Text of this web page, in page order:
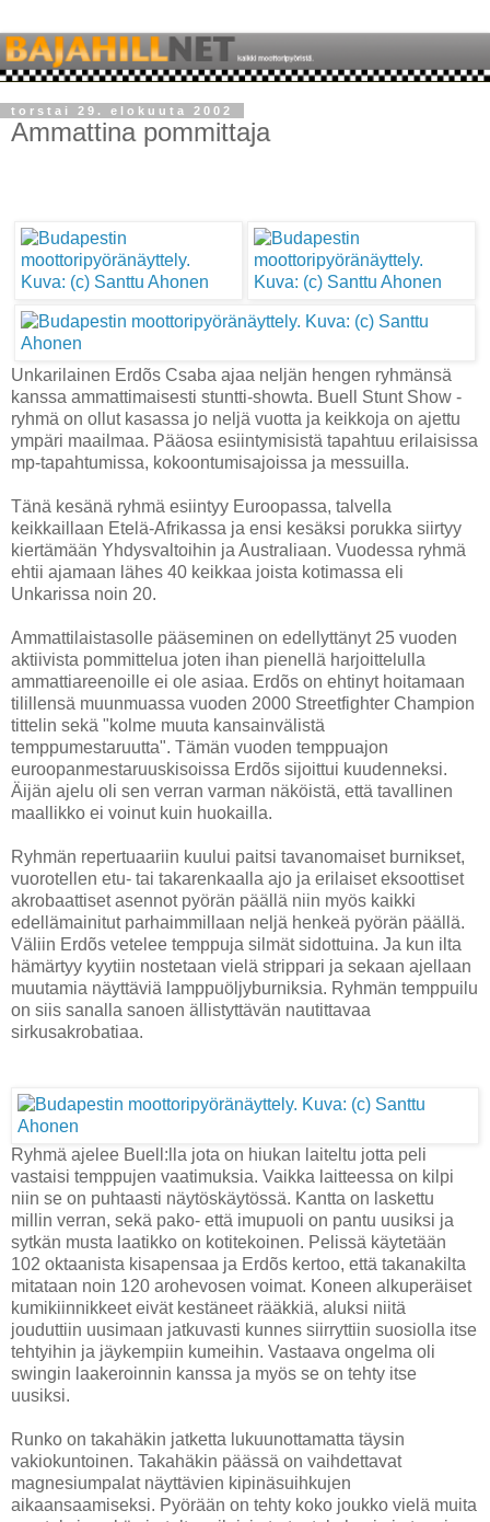
torstai 29. elokuuta 2002
Ammattina pommittaja
Unkarilainen Erdõs Csaba ajaa neljän hengen ryhmänsä
kanssa ammattimaisesti stuntti-showta. Buell Stunt Show -
ryhmä on ollut kasassa jo neljä vuotta ja keikkoja on ajettu
ympäri maailmaa. Pääosa esiintymisistä tapahtuu erilaisissa
mp-tapahtumissa, kokoontumisajoissa ja messuilla.
Tänä kesänä ryhmä esiintyy Euroopassa, talvella
keikkaillaan Etelä-Afrikassa ja ensi kesäksi porukka siirtyy
kiertämään Yhdysvaltoihin ja Australiaan. Vuodessa ryhmä
ehtii ajamaan lähes 40 keikkaa joista kotimassa eli
Unkarissa noin 20.
Ammattilaistasolle pääseminen on edellyttänyt 25 vuoden
aktiivista pommittelua joten ihan pienellä harjoittelulla
ammattiareenoille ei ole asiaa. Erdõs on ehtinyt hoitamaan
tilillensä muunmuassa vuoden 2000 Streetfighter Champion
tittelin sekä "kolme muuta kansainvälistä
temppumestaruutta". Tämän vuoden temppuajon
euroopanmestaruuskisoissa Erdõs sijoittui kuudenneksi.
Äijän ajelu oli sen verran varman näköistä, että tavallinen
maallikko ei voinut kuin huokailla.
Ryhmän repertuaariin kuului paitsi tavanomaiset burnikset,
vuorotellen etu- tai takarenkaalla ajo ja erilaiset eksoottiset
akrobaattiset asennot pyörän päällä niin myös kaikki
edellämainitut parhaimmillaan neljä henkeä pyörän päällä.
Väliin Erdõs vetelee temppuja silmät sidottuina. Ja kun ilta
hämärtyy kyytiin nostetaan vielä strippari ja sekaan ajellaan
muutamia näyttäviä lamppuöljyburniksia. Ryhmän temppuilu
on siis sanalla sanoen ällistyttävän nautittavaa
sirkusakrobatiaa.
Ryhmä ajelee Buell:lla jota on hiukan laiteltu jotta peli
vastaisi temppujen vaatimuksia. Vaikka laitteessa on kilpi
niin se on puhtaasti näytöskäytössä. Kantta on laskettu
millin verran, sekä pako- että imupuoli on pantu uusiksi ja
sytkän musta laatikko on kotitekoinen. Pelissä käytetään
102 oktaanista kisapensaa ja Erdõs kertoo, että takanakilta
mitataan noin 120 arohevosen voimat. Koneen alkuperäiset
kumikiinnikkeet eivät kestäneet rääkkiä, aluksi niitä
jouduttiin uusimaan jatkuvasti kunnes siirryttiin suosiolla itse
tehtyihin ja jäykempiin kumeihin. Vastaava ongelma oli
swingin laakeroinnin kanssa ja myös se on tehty itse
uusiksi.
Runko on takahäkin jatketta lukuunottamatta täysin
vakiokuntoinen. Takahäkin päässä on vaihdettavat
magnesiumpalat näyttävien kipinäsuihkujen
aikaansaamiseksi. Pyörään on tehty koko joukko vielä muita